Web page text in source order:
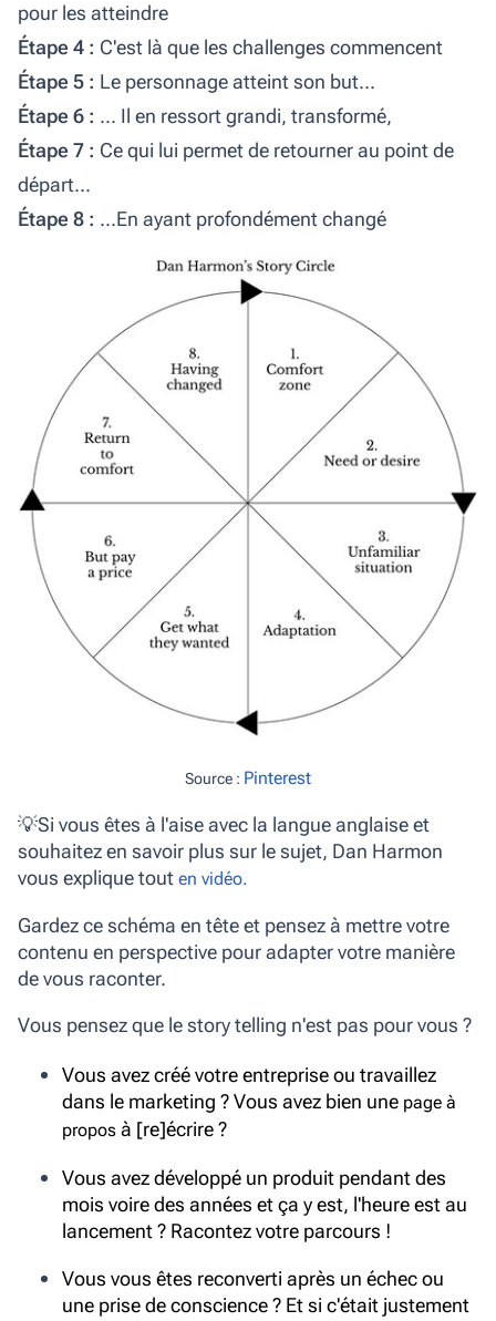
pour les atteindre
Étape 4 : C'est là que les challenges commencent
Étape 5 : Le personnage atteint son but...
Étape 6 : ... Il en ressort grandi, transformé,
Étape 7 : Ce qui lui permet de retourner au point de
départ...
Étape 8 : ...En ayant profondément changé
Source : Pinterest
💡Si vous êtes à l'aise avec la langue anglaise et
souhaitez en savoir plus sur le sujet, Dan Harmon
vous explique tout en vidéo.
Gardez ce schéma en tête et pensez à mettre votre
contenu en perspective pour adapter votre manière
de vous raconter.
Vous pensez que le story telling n'est pas pour vous ?
Vous avez créé votre entreprise ou travaillez
dans le marketing ? Vous avez bien une page à
propos à [re]écrire ?
Vous avez développé un produit pendant des
mois voire des années et ça y est, l'heure est au
lancement ? Racontez votre parcours !
Vous vous êtes reconverti après un échec ou
une prise de conscience ? Et si c'était justement